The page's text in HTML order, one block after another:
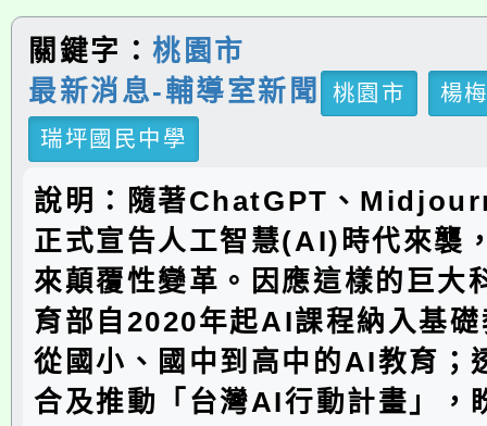
關鍵字：桃園市
最新消息-輔導室新聞
桃園市
楊
瑞坪國民中學
說明：隨著ChatGPT、
正式宣告人工智慧(AI)時代來襲
來顛覆性變革。因應這樣的巨大
育部自2020年起AI課程納入基
從國小、國中到高中的AI教育；
合及推動「台灣AI行動計畫」，